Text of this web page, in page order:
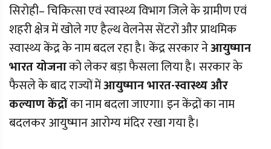
सिरोही– चिकित्सा एवं स्वास्थ्य विभाग जिले के ग्रामीण एवं
शहरी क्षेत्र में खोले गए हैल्थ वेलनेस सेंटरों और प्राथमिक
स्वास्थ्य केंद्र के नाम बदल रहा है। केंद्र सरकार नेआयुष्मान
भारत योजनाको लेकर बड़ा फैसला लिया है। सरकार के
फैसले के बाद राज्यों मेंआयुष्मान भारत-स्वास्थ्य और
कल्याण केंद्रोंका नाम बदला जाएगा। इन केंद्रों का नाम
बदलकर आयुष्मान आरोग्य मंदिर रखा गया है।